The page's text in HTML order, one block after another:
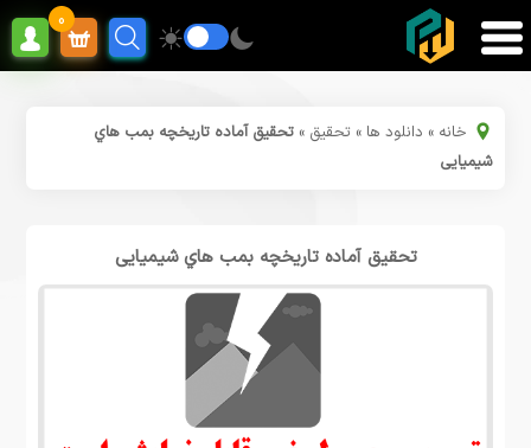
0
خانه » دانلود ها » تحقیق »تحقیق آماده تاریخچه بمب هاي
شیمیایی
تحقیق آماده تاریخچه بمب هاي شیمیایی